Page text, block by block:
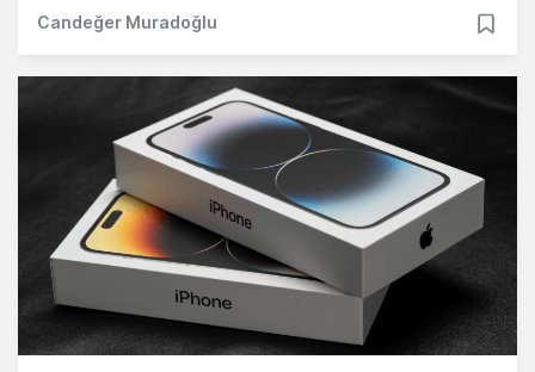
Candeğer Muradoğlu